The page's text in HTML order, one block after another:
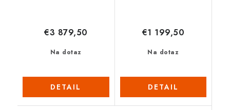
Na dotaz
€3 879,50
DETAIL
Na dotaz
€1 199,50
DETAIL